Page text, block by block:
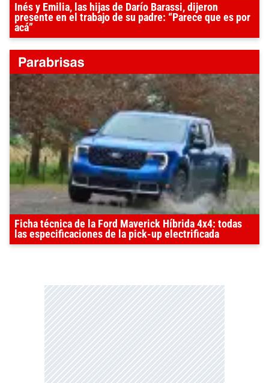
Inés y Emilia, las hijas de Darío Barassi, dijeron
presente en el trabajo de su padre: “Parece que es por
acá”
Ficha técnica de la Ford Maverick Híbrida 4x4: todas
las especificaciones de la pick-up electrificada